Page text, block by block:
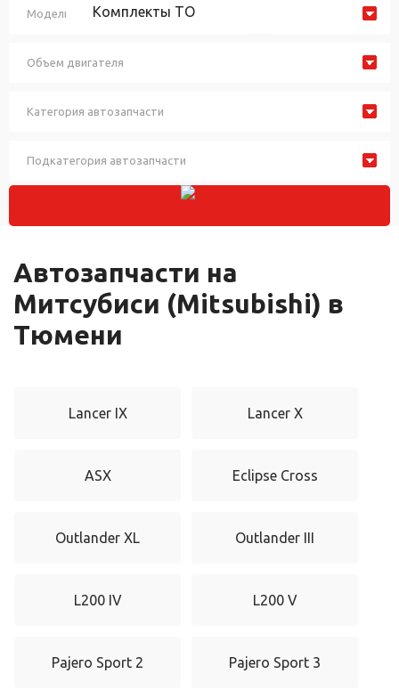
Комплекты ТО
Модель автомобиля
Объем двигателя
Категория автозапчасти
Подкатегория автозапчасти
Автозапчасти на
Митсубиси (Mitsubishi) в
Тюмени
Lancer IX Lancer X
ASX Eclipse Cross
Outlander XL Outlander III
L200 IV L200 V
Pajero Sport 2 Pajero Sport 3